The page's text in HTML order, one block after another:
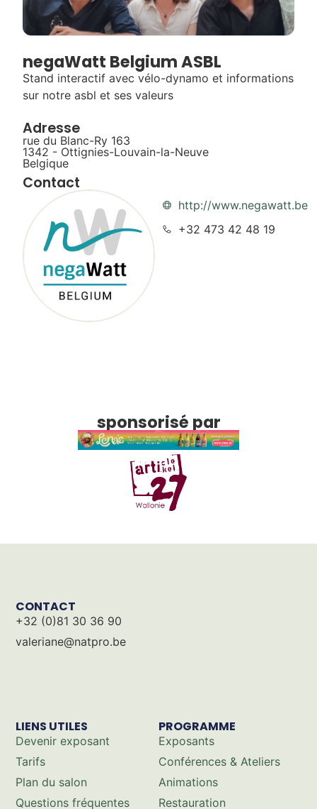
negaWatt Belgium ASBL
Stand interactif avec vélo-dynamo et informations
sur notre asbl et ses valeurs
Adresse
rue du Blanc-Ry 163
1342 - Ottignies-Louvain-la-Neuve
Belgique
Contact
http://www.negawatt.be
+32 473 42 48 19
sponsorisé par
PROGRAMME
Exposants
Conférences & Ateliers
Animations
Restauration
LIENS UTILES
Devenir exposant
Tarifs
Plan du salon
Questions fréquentes
CONTACT
+32 (0)81 30 36 90
valeriane@natpro.be